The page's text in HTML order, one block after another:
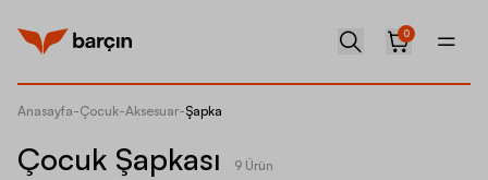
0
Anasayfa-Çocuk-Aksesuar-Şapka
Çocuk Şapkası 9 Ürün